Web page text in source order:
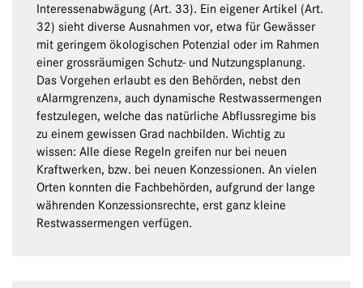
Interessenabwägung (Art. 33). Ein eigener Artikel (Art.
32) sieht diverse Ausnahmen vor, etwa für Gewässer
mit geringem ökologischen Potenzial oder im Rahmen
einer grossräumigen Schutz- und Nutzungsplanung.
Das Vorgehen erlaubt es den Behörden, nebst den
«Alarmgrenzen», auch dynamische Restwassermengen
festzulegen, welche das natürliche Abflussregime bis
zu einem gewissen Grad nachbilden. Wichtig zu
wissen: Alle diese Regeln greifen nur bei neuen
Kraftwerken, bzw. bei neuen Konzessionen. An vielen
Orten konnten die Fachbehörden, aufgrund der lange
währenden Konzessionsrechte, erst ganz kleine
Restwassermengen verfügen.